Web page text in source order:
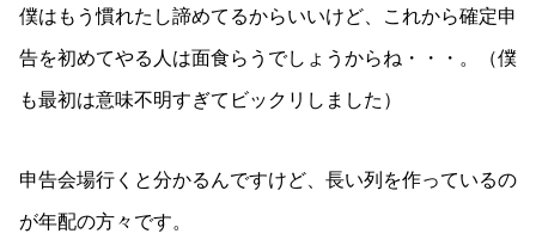
僕はもう慣れたし諦めてるからいいけど、これから確定申
告を初めてやる人は面食らうでしょうからね・・・。（僕
も最初は意味不明すぎてビックリしました）
申告会場行くと分かるんですけど、長い列を作っているの
が年配の方々です。